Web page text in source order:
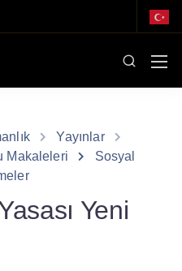
Yayınlar
Makaleleri
Sosyal
Yeni